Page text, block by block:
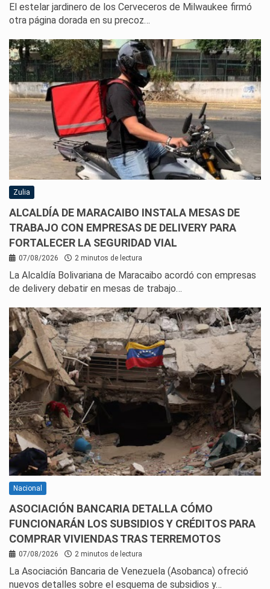
El estelar jardinero de los Cerveceros de Milwaukee firmó
otra página dorada en su precoz…
Zulia
ALCALDÍA DE MARACAIBO INSTALA MESAS DE
TRABAJO CON EMPRESAS DE DELIVERY PARA
FORTALECER LA SEGURIDAD VIAL
07/08/2026 2 minutos de lectura
La Alcaldía Bolivariana de Maracaibo acordó con empresas
de delivery debatir en mesas de trabajo…
Nacional
ASOCIACIÓN BANCARIA DETALLA CÓMO
FUNCIONARÁN LOS SUBSIDIOS Y CRÉDITOS PARA
COMPRAR VIVIENDAS TRAS TERREMOTOS
07/08/2026 2 minutos de lectura
La Asociación Bancaria de Venezuela (Asobanca) ofreció
nuevos detalles sobre el esquema de subsidios y…